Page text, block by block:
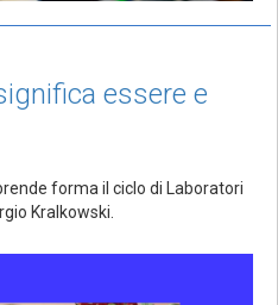
essere e
forma il ciclo di Laboratori
Kralkowski.